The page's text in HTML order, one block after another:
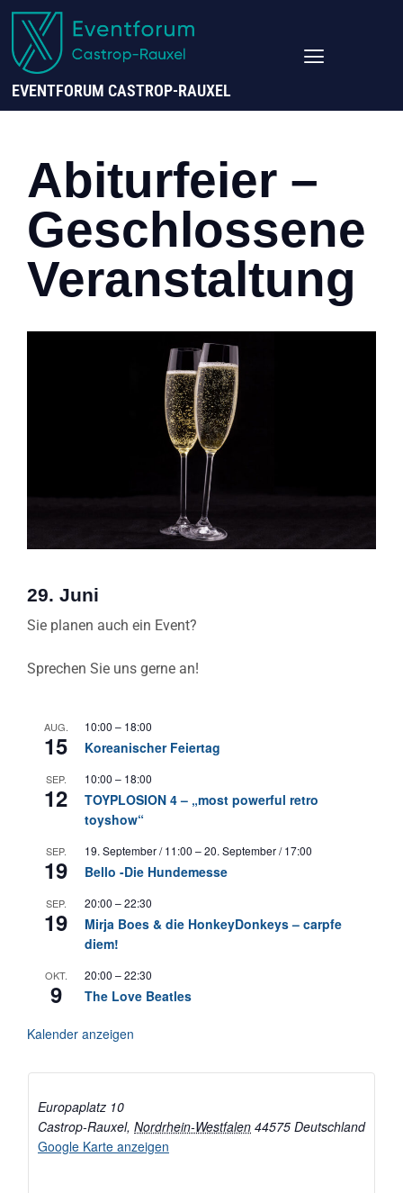
EVENTFORUM CASTROP-RAUXEL
Abiturfeier –
Geschlossene
Veranstaltung
29. Juni
Sie planen auch ein Event?
Sprechen Sie uns gerne an!
AUG.
15
10:00 – 18:00
Koreanischer Feiertag
SEP.
12
10:00 – 18:00
TOYPLOSION 4 – „most powerful retro
toyshow“
SEP.
19
19. September / 11:00 –20. September / 17:00
Bello -Die Hundemesse
SEP.
19
20:00 –22:30
Mirja Boes & die HonkeyDonkeys – carpfe
diem!
OKT.
9
20:00 –22:30
The Love Beatles
Kalender anzeigen
Europaplatz 10
Castrop-Rauxel, Nordrhein-Westfalen 44575 Deutschland
Google Karte anzeigen